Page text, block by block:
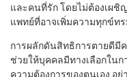
และคนที่รัก โดยไม่ต้องเผชิ
แพทย์ที่อาจเพิ่มความทุกข์ท
การผลักดันสิทธิการตายดีมี
ช่วยให้บุคคลมีทางเลือกใน
ความต้องการของตนเอง อ